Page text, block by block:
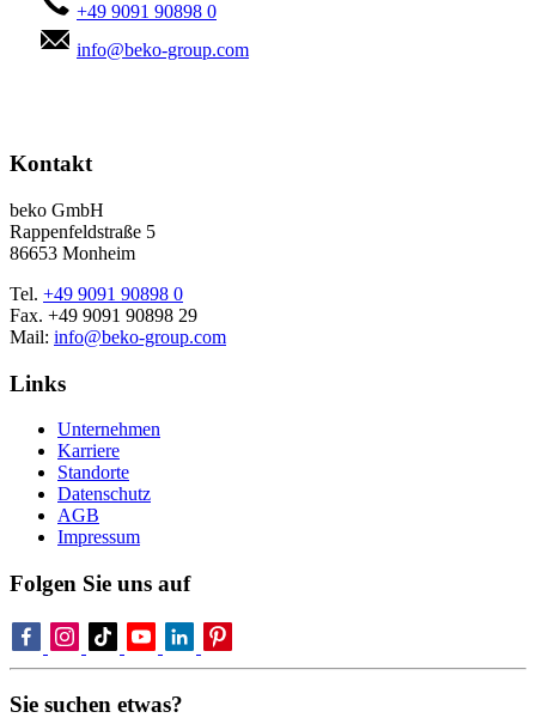
+49 9091 90898 0
info@beko-group.com
Kontakt
beko GmbH
Rappenfeldstraße 5
86653 Monheim
Tel. +49 9091 90898 0
Fax. +49 9091 90898 29
Mail: info@beko-group.com
Links
Unternehmen
Karriere
Standorte
Datenschutz
AGB
Impressum
Folgen Sie uns auf
Sie suchen etwas?